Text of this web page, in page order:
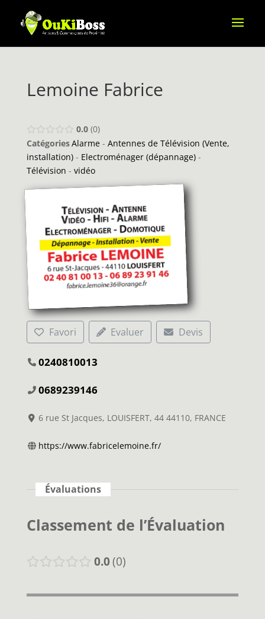
Lemoine Fabrice
0.0 0
CatégoriesAlarme- Antennes de Télévision (Vente,
installation)- Electroménager (dépannage)-
Télévision - vidéo
Favori Evaluer Devis
0240810013
0689239146
6 rue St Jacques, LOUISFERT, 44 44110, FRANCE
https://www.fabricelemoine.fr/
Évaluations
Classement de l’Évaluation
0.0 0